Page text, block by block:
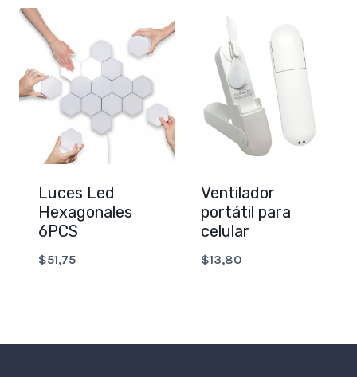
Luces Led
Hexagonales
6PCS
$51,75
Ventilador
portátil para
celular
$13,80